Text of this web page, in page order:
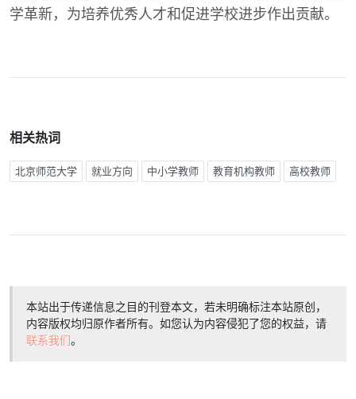
学革新，为培养优秀人才和促进学校进步作出贡献。
相关热词
北京师范大学 就业方向 中小学教师 教育机构教师 高校教师
本站出于传递信息之目的刊登本文，若未明确标注本站原创，
内容版权均归原作者所有。如您认为内容侵犯了您的权益，请
联系我们。